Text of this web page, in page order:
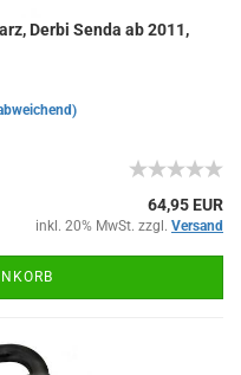
Derbi Senda ab 2011,
64,95 EUR
inkl. 20% MwSt. zzgl. Versand